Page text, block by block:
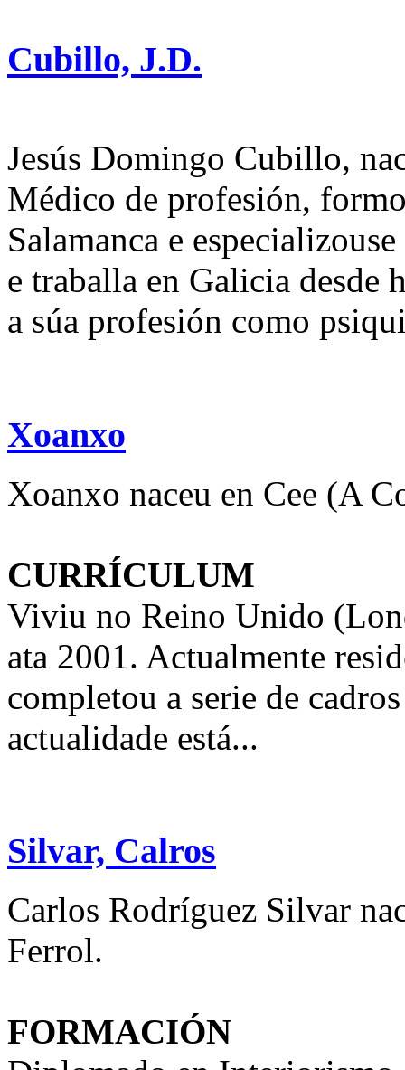
Cubillo, J.D.
Jesús Domingo Cubillo,
Médico de profesión,
Salamanca e
e traballa en Galicia desde
a súa profesión como
Xoanxo
Xoanxo naceu en Cee (A
CURRÍCULUM
Viviu no Reino Unido
ata 2001. Actualmente
completou a serie de
actualidade está...
Silvar, Calros
Carlos Rodríguez Silvar
Ferrol.
FORMACIÓN